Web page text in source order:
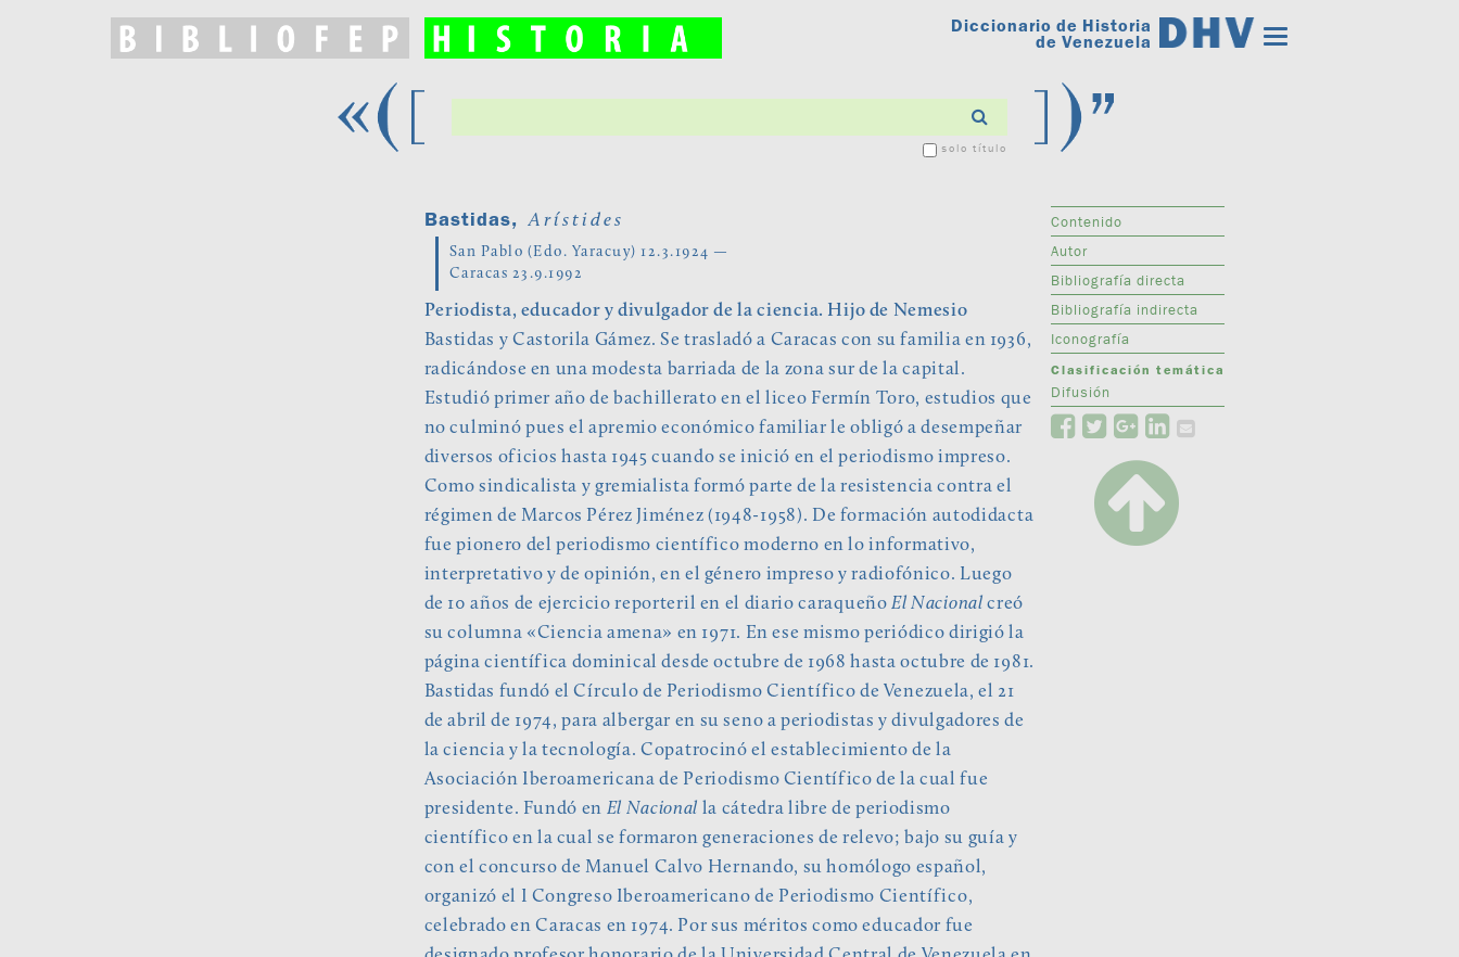
Toggle
Diccionario de Historia
de Venezuela
solo título
Bastidas, Arístides
San Pablo (Edo. Yaracuy) 12.3.1924 —
Caracas 23.9.1992
Periodista, educador y divulgador de la ciencia. Hijo de Nemesio
Bastidas y Castorila Gámez. Se trasladó a Caracas con su familia en 1936,
radicándose en una modesta barriada de la zona sur de la capital.
Estudió primer año de bachillerato en el liceo Fermín Toro, estudios que
no culminó pues el apremio económico familiar le obligó a desempeñar
diversos oficios hasta 1945 cuando se inició en el periodismo impreso.
Como sindicalista y gremialista formó parte de la resistencia contra el
régimen de Marcos Pérez Jiménez (1948-1958). De formación autodidacta
fue pionero del periodismo científico moderno en lo informativo,
interpretativo y de opinión, en el género impreso y radiofónico. Luego
de 10 años de ejercicio reporteril en el diario caraqueñoEl Nacional creó
su columna «Ciencia amena» en 1971. En ese mismo periódico dirigió la
página científica dominical desde octubre de 1968 hasta octubre de 1981.
Bastidas fundó el Círculo de Periodismo Científico de Venezuela, el 21
de abril de 1974, para albergar en su seno a periodistas y divulgadores de
la ciencia y la tecnología. Copatrocinó el establecimiento de la
Asociación Iberoamericana de Periodismo Científico de la cual fue
presidente. Fundó en El Nacional la cátedra libre de periodismo
científico en la cual se formaron generaciones de relevo; bajo su guía y
con el concurso de Manuel Calvo Hernando, su homólogo español,
organizó el I Congreso Iberoamericano de Periodismo Científico,
celebrado en Caracas en 1974. Por sus méritos como educador fue
Contenido
Autor
Bibliografía directa
Bibliografía indirecta
Iconografía
Clasificación temática
Difusión